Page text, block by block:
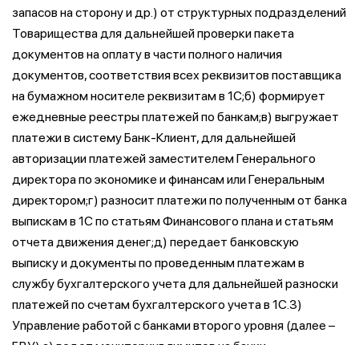
запасов на сторону и др.) от структурных подразделений
Товарищества для дальнейшей проверки пакета
документов на оплату в части полного наличия
документов, соответствия всех реквизитов поставщика
на бумажном носителе реквизитам в 1С;б) формирует
ежедневные реестры платежей по банкам;в) выгружает
платежи в систему Банк-Клиент, для дальнейшей
авторизации платежей заместителем Генерального
директора по экономике и финансам или Генеральным
директором;г) разносит платежи по полученным от банка
выпискам в 1С по статьям Финансового плана и статьям
отчета движения денег;д) передает банковскую
выписку и документы по проведенным платежам в
службу бухгалтерского учета для дальнейшей разноски
платежей по счетам бухгалтерского учета в 1С.3)
Управление работой с банками второго уровня (далее –